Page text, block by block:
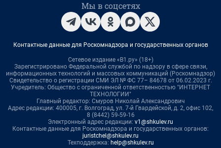
Мы в соцсетях
Контактные данные для Роскомнадзора и государственных органов
Сетевое издание «В1.ру» (18+)
Зарегистрировано Федеральной службой по надзору в сфере связи,
информационных технологий и массовых коммуникаций (Роскомнадзор)
Свидетельство о регистрации СМИ ЭЛ № ФС 77– 84678 от 06.02.2023 г.
Учредитель: Общество с ограниченной ответственностью "ИНТЕРНЕТ
ТЕХНОЛОГИИ"
Главный редактор: Смуров Николай Александрович
Адрес редакции: 400005, г. Волгоград, ул. 7-й Гвардейской, д. 2, офис 102,
8 (8442) 59-59-16
Электронный адрес редакции: v1@shkulev.ru
Контактные данные для Роскомнадзора и государственных органов:
juristchel@shkulev.ru
Техподдержка: help@shkulev.ru